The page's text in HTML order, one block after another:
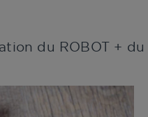
du ROBOT + du